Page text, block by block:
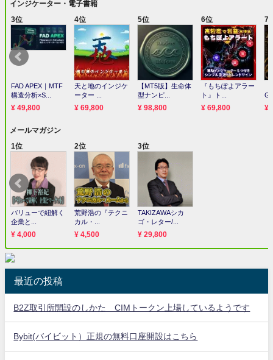
最近の投稿
B2Z取引所開設のしかた CIMトークン上場しているようです
Bybit(バイビット）正規の無料口座開設はこちら